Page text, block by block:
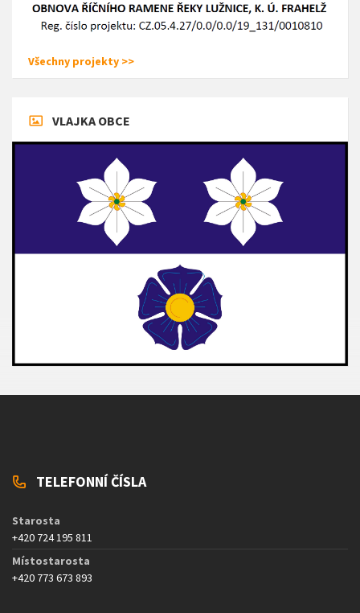
Všechny projekty >>
VLAJKA OBCE
TELEFONNÍ ČÍSLA
Starosta
+420 724 195 811
Místostarosta
+420 773 673 893